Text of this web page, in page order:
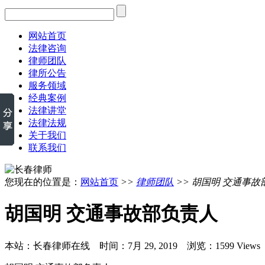
网站首页
法律咨询
律师团队
律所公告
服务领域
经典案例
法律讲堂
法律法规
关于我们
联系我们
您现在的位置是： 网站首页 >> 律师团队 >> 胡国明 交通事故
胡国明 交通事故部负责人
本站：长春律师在线 时间：7月 29, 2019 浏览：1599 Views